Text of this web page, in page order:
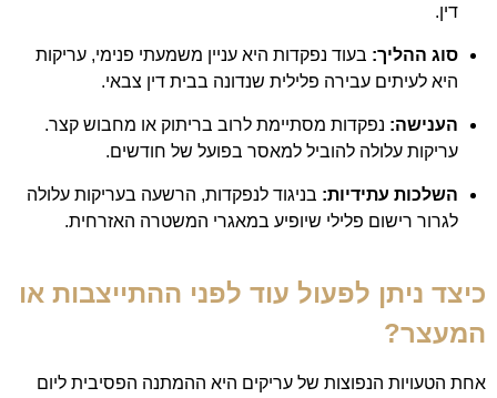
דין.
סוג ההליך: בעוד נפקדות היא עניין משמעתי פנימי, עריקות
היא לעיתים עבירה פלילית שנדונה בבית דין צבאי.
הענישה: נפקדות מסתיימת לרוב בריתוק או מחבוש קצר.
עריקות עלולה להוביל למאסר בפועל של חודשים.
השלכות עתידיות: בניגוד לנפקדות, הרשעה בעריקות עלולה
לגרור רישום פלילי שיופיע במאגרי המשטרה האזרחית.
כיצד ניתן לפעול עוד לפני ההתייצבות או
המעצר?
אחת הטעויות הנפוצות של עריקים היא ההמתנה הפסיבית ליום